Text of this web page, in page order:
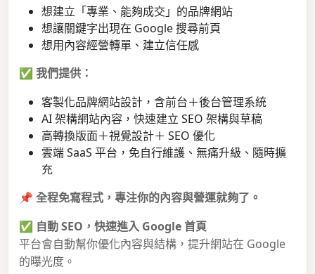
想建立「專業、能夠成交」的品牌網站
想讓關鍵字出現在 Google 搜尋前頁
想用內容經營轉單、建立信任感
✅ 我們提供：
客製化品牌網站設計，含前台＋後台管理系統
AI 架構網站內容，快速建立 SEO 架構與草稿
高轉換版面＋視覺設計＋ SEO 優化
雲端 SaaS 平台，免自行維護、無痛升級、隨時擴
充
📌 全程免寫程式，專注你的內容與營運就夠了。
✅ 自動 SEO，快速進入 Google 首頁
平台會自動幫你優化內容與結構，提升網站在 Google
的曝光度。